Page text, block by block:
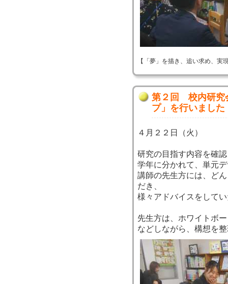
【「夢」を描き、追い求め、
第２回 校内研究
プ」を行いました
４月２２日（火）
研究の目指す内容を確
学年に分かれて、単元
講師の先生方には、ど
だき、
様々アドバイスをして
先生方は、ホワイトボ
などしながら、構想を